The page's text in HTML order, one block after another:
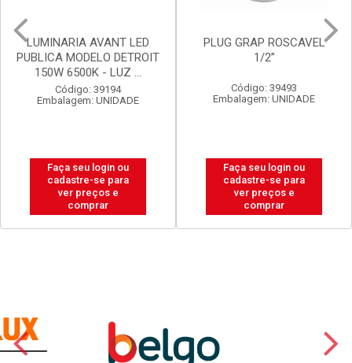
PLUG GRAP ROSCAVEL
1/2”
Código: 39493
Embalagem: UNIDADE
Faça seu login ou
cadastre-se para
ver preços e
comprar
LUX DURAMAIS BALDE 15L
BRANCO NEVE
Código: 20238
Embalagem: BALDE
Faça seu login ou
cadastre-se para
ver preços e
comprar